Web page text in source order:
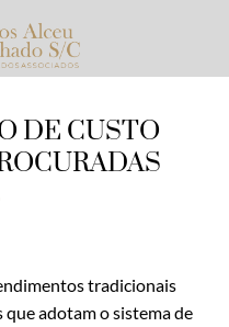
DE CUSTO
tradicionais
adotam o sistema de